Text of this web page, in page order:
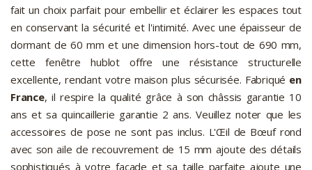
fait un choix parfait pour embellir et éclairer les espaces tout
en conservant la sécurité et l'intimité. Avec une épaisseur de
dormant de 60 mm et une dimension hors-tout de 690 mm,
cette fenêtre hublot offre une résistance structurelle
excellente, rendant votre maison plus sécurisée. Fabriqué en
France, il respire la qualité grâce à son châssis garantie 10
ans et sa quincaillerie garantie 2 ans. Veuillez noter que les
accessoires de pose ne sont pas inclus. L'Œil de Bœuf rond
avec son aile de recouvrement de 15 mm ajoute des détails
sophistiqués à votre façade et sa taille parfaite ajoute une